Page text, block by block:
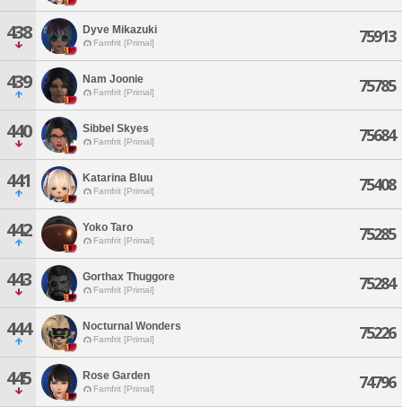
438 Dyve Mikazuki
Famfrit [Primal] 75913
439 Nam Joonie
Famfrit [Primal] 75785
440 Sibbel Skyes
Famfrit [Primal] 75684
441 Katarina Bluu
Famfrit [Primal] 75408
442 Yoko Taro
Famfrit [Primal] 75285
443 Gorthax Thuggore
Famfrit [Primal] 75284
444 Nocturnal Wonders
Famfrit [Primal] 75226
445 Rose Garden
Famfrit [Primal] 74796